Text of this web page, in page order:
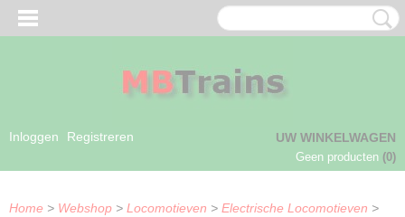
Inloggen Registreren UW WINKELWAGEN
Geen producten (0)
Home > Webshop > Locomotieven > Electrische Locomotieven >